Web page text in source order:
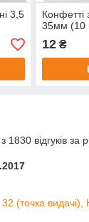
3,5
Конфетті
35мм (10
12₴
відгуків за
(точка видачі),